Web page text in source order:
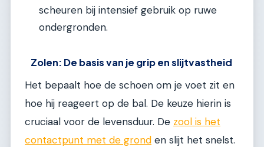
scheuren bij intensief gebruik op ruwe
ondergronden.
Zolen: De basis van je grip en slijtvastheid
Het bepaalt hoe de schoen om je voet zit en
hoe hij reageert op de bal. De keuze hierin is
cruciaal voor de levensduur. De zool is het
contactpunt met de grond en slijt het snelst.